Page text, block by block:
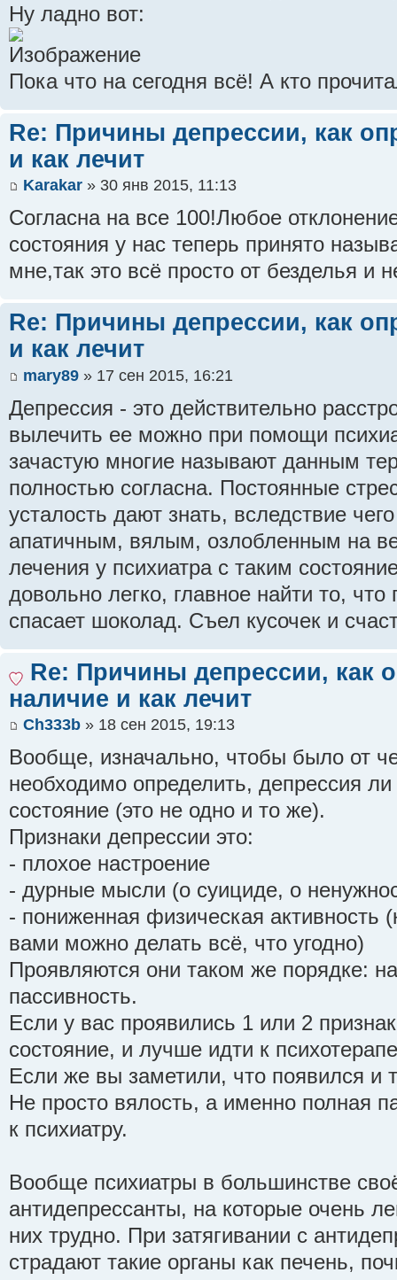
Ну ладно вот:
Пока что на сегодня всё! А кто
Re: Причины депрессии, как
и как лечит
Karakar » 30 янв 2015, 11:13
Согласна на все 100!Любое
состояния у нас теперь принято
мне,так это всё просто от безделья и
Re: Причины депрессии, как
и как лечит
mary89 » 17 сен 2015, 16:21
Депрессия - это действительно
вылечить ее можно при помощи
зачастую многие называют данным
полностью согласна. Постоянные
усталость дают знать, вследствие
апатичным, вялым, озлобленным на
лечения у психиатра с таким
довольно легко, главное найти то,
спасает шоколад. Съел кусочек и
Re: Причины депрессии, как
наличие и как лечит
Ch333b » 18 сен 2015, 19:13
Вообще, изначально, чтобы было от
необходимо определить, депрессия
состояние (это не одно и то же).
Признаки депрессии это:
- плохое настроение
- дурные мысли (о суициде, о
- пониженная физическая активность
вами можно делать всё, что угодно)
Проявляются они таком же порядке:
пассивность.
Если у вас проявились 1 или 2
состояние, и лучше идти к
Если же вы заметили, что появился и
Не просто вялость, а именно полная
к психиатру.
Вообще психиатры в большинстве
антидепрессанты, на которые очень
них трудно. При затягивании с
страдают такие органы как печень,